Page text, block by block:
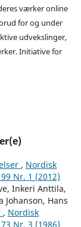
værker online
for og under
udvekslinger,
Initiative for
, Nordisk
Nr. 1 (2012)
Inkeri Anttila,
Johanson, Hans
, Nordisk
Nr. 3 (1986)